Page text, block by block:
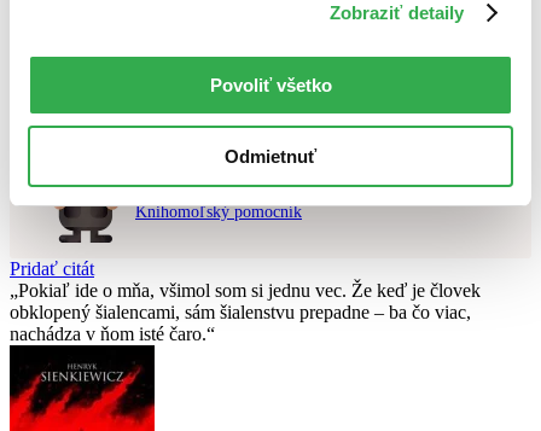
Zobraziť detaily
Povoliť všetko
Odmietnuť
Nebol nájdenýžiadny titulvyhovujúci zadaným podmienkam.
Skúste prosím zmeniť vyhľadávaný výraz.
Chcete poradiť knihu?
Náš pomocník Sherlock vám ju s radosťou vypátra!
Knihomoľský pomocník
Pridať citát
Pokiaľ ide o mňa, všimol som si jednu vec. Že keď je človek
obklopený šialencami, sám šialenstvu prepadne – ba čo viac,
nachádza v ňom isté čaro.